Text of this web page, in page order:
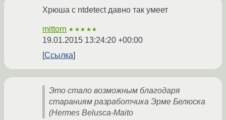
Хрюша с ntdetect давно так умеет
mittorn ★★★★★
19.01.2015 13:24:20 +00:00
Ссылка
Это стало возможным благодаря
стараниям разработчика Эрме Белюска
(Hermes Belusca-Maito